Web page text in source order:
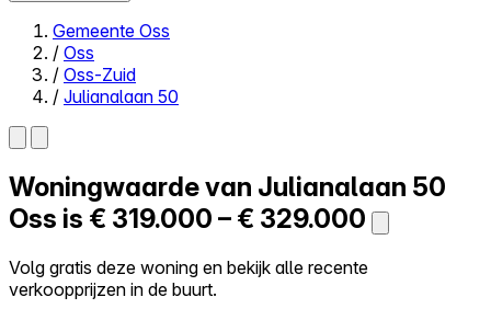
Close menu
Zelf kopen
Alles-in-één
Reviews
Log in
Gemeente Oss
/ Oss
/ Oss-Zuid
/ Julianalaan 50
Woningwaarde van Julianalaan 50
Oss is € 319.000 – € 329.000
Volg gratis deze woning en bekijk alle recente
verkoopprijzen in de buurt.